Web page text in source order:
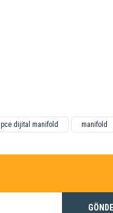
pce dijital manifold manifold